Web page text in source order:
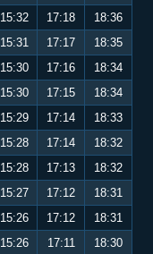
15:32 17:18
18:36
15:31 17:17
18:35
15:30 17:16
18:34
15:30 17:15
18:34
15:29 17:14
18:33
15:28 17:14
18:32
15:28 17:13
18:32
15:27 17:12
18:31
15:26 17:12
18:31
15:26 17:11
18:30